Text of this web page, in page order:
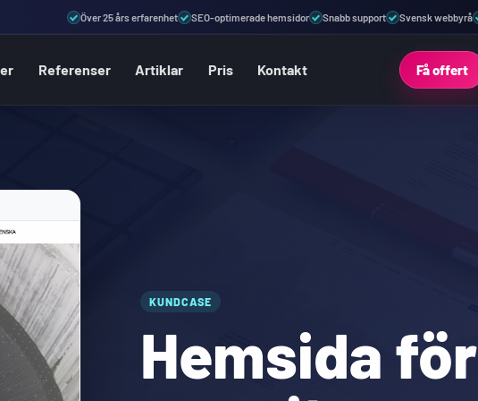
Över 25 års erfarenhet SEO-optimerade hemsidor Snabb support Svensk webbyrå
Referenser Artiklar Pris Kontakt Få offert
KUNDCASE
Hemsida för